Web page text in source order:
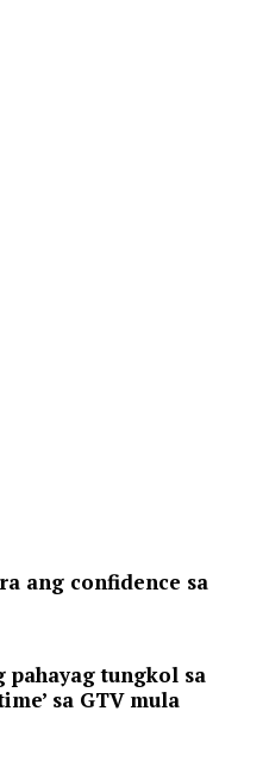
ang confidence sa
pahayag tungkol sa
sa GTV mula